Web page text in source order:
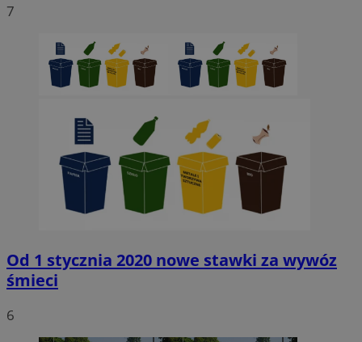
7
Od 1 stycznia 2020 nowe stawki za wywóz
śmieci
6
Niezbędne pliki cookie umożliwiają korzystanie z podstawowych
strony internetowej, takich jak logowanie użytkownika i zarządzanie
kontem. Bez niezbędnych plików cookie nie można prawidłowo
Nazwa
/
Domena
SessID
sosnowiecki.pl
euds .rfihub.com